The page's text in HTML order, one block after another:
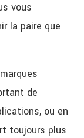
vous
la paire que
de
ou en
toujours plus